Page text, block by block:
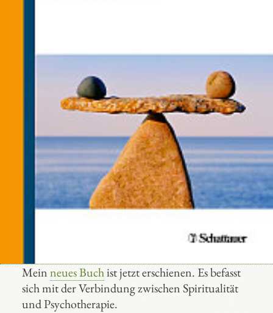
Meinneues Buchist jetzt erschienen. Es befasst
sich mit der Verbindung zwischen Spiritualität
und Psychotherapie.